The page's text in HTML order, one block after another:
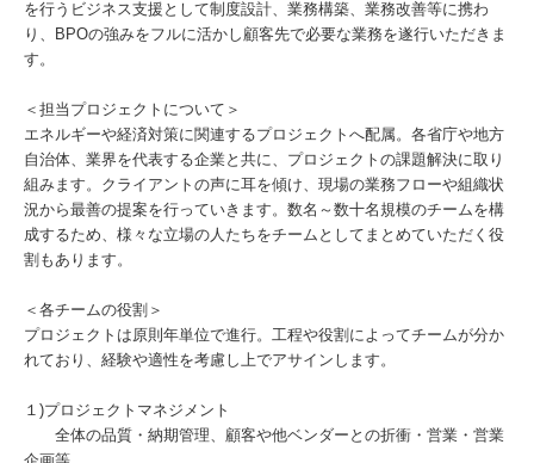
を行うビジネス支援として制度設計、業務構築、業務改善等に携わ
り、BPOの強みをフルに活かし顧客先で必要な業務を遂行いただきま
す。
＜担当プロジェクトについて＞
エネルギーや経済対策に関連するプロジェクトへ配属。各省庁や地方
自治体、業界を代表する企業と共に、プロジェクトの課題解決に取り
組みます。クライアントの声に耳を傾け、現場の業務フローや組織状
況から最善の提案を行っていきます。数名～数十名規模のチームを構
成するため、様々な立場の人たちをチームとしてまとめていただく役
割もあります。
＜各チームの役割＞
プロジェクトは原則年単位で進行。工程や役割によってチームが分か
れており、経験や適性を考慮し上でアサインします。
１)プロジェクトマネジメント
全体の品質・納期管理、顧客や他ベンダーとの折衝・営業・営業